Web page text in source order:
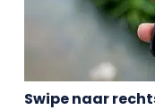
Swipe naar